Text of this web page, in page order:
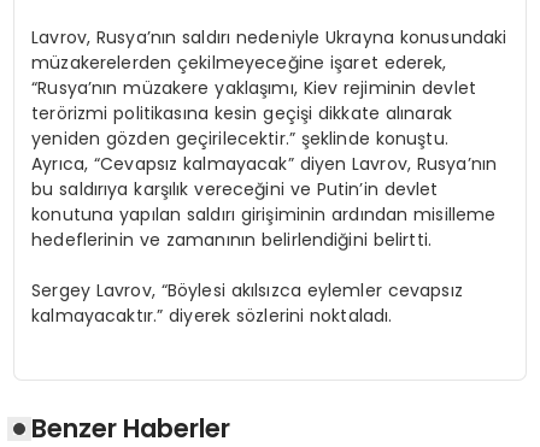
Lavrov, Rusya’nın saldırı nedeniyle Ukrayna konusundaki
müzakerelerden çekilmeyeceğine işaret ederek,
“Rusya’nın müzakere yaklaşımı, Kiev rejiminin devlet
terörizmi politikasına kesin geçişi dikkate alınarak
yeniden gözden geçirilecektir.” şeklinde konuştu.
Ayrıca, “Cevapsız kalmayacak” diyen Lavrov, Rusya’nın
bu saldırıya karşılık vereceğini ve Putin’in devlet
konutuna yapılan saldırı girişiminin ardından misilleme
hedeflerinin ve zamanının belirlendiğini belirtti.
Sergey Lavrov, “Böylesi akılsızca eylemler cevapsız
kalmayacaktır.” diyerek sözlerini noktaladı.
Benzer Haberler